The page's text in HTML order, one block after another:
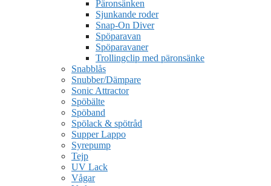
Päronsänken
Sjunkande roder
Snap-On Diver
Spöparavan
Spöparavaner
Trollingclip med päronsänke
Snabblås
Snubber/Dämpare
Sonic Attractor
Spöbälte
Spöband
Spölack & spötråd
Supper Lappo
Syrepump
Tejp
UV Lack
Vågar